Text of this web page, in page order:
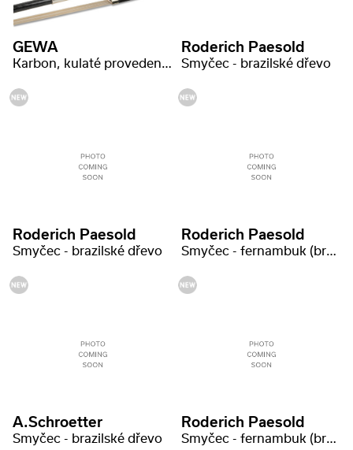
GEWA
Karbon, kulaté provedení, vybraná kvalita
Roderich Paesold
Smyčec - brazilské dřevo
Roderich Paesold
Smyčec - brazilské dřevo
Roderich Paesold
Smyčec - fernambuk (brazilské dřevo)
A.Schroetter
Smyčec - brazilské dřevo
Roderich Paesold
Smyčec - fernambuk (brazilské dřevo)